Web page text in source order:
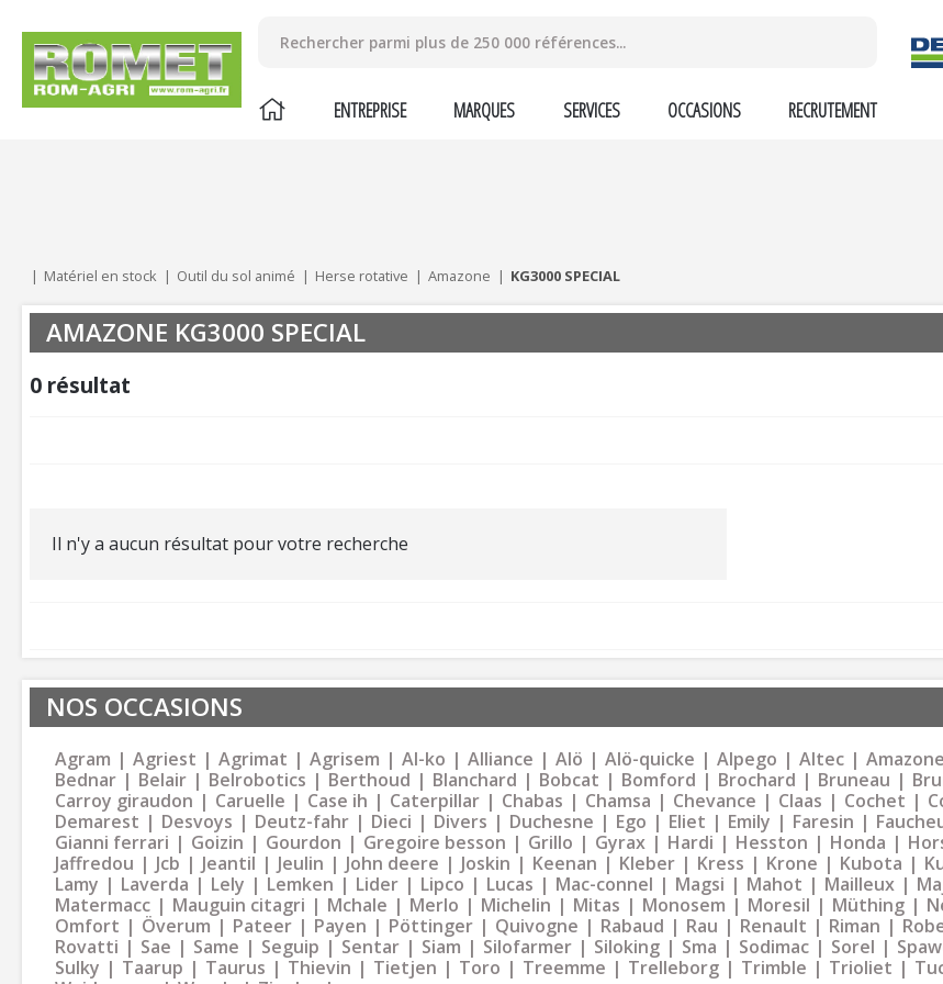
ENTREPRISE MARQUES SERVICES OCCASIONS RECRUTEMENT
Matériel en stock Outil du sol animé Herse rotative Amazone KG3000 SPECIAL
AMAZONE KG3000 SPECIAL
0 résultat
Il n'y a aucun résultat pour votre recherche
NOS OCCASIONS
Agram Agriest Agrimat Agrisem Al-ko Alliance Alö Alö-quicke Alpego Altec Amazone
Bednar
Belair Belrobotics Berthoud Blanchard Bobcat Bomford Brochard Bruneau
Carroy giraudon
Caruelle Case ih Caterpillar Chabas Chamsa Chevance Claas Cochet
Demarest
Desvoys Deutz-fahr Dieci Divers Duchesne Ego Eliet Emily Faresin
Gianni ferrari
Goizin Gourdon Gregoire besson Grillo Gyrax Hardi Hesston Honda
Jaffredou
Jcb Jeantil Jeulin John deere Joskin Keenan Kleber Kress Krone Kubota
Lamy
Laverda Lely Lemken Lider Lipco Lucas Mac-connel Magsi Mahot Mailleux
Matermacc
Mauguin citagri Mchale Merlo Michelin Mitas Monosem Moresil Müthing
Omfort
Överum Pateer Payen Pöttinger Quivogne Rabaud Rau Renault Riman
Rovatti
Sae Same Seguip Sentar Siam Silofarmer Siloking Sma Sodimac Sorel
Sulky
Taarup Taurus Thievin Tietjen Toro Treemme Trelleborg Trimble Trioliet